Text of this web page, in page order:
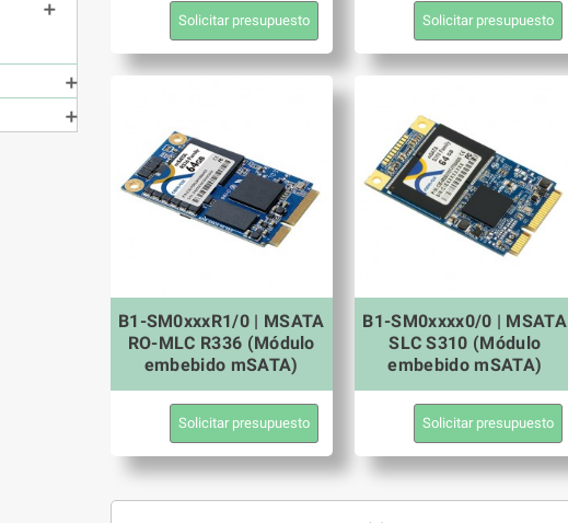



Solicitar presupuesto Solicitar presupuesto
B1-SM0xxxR1/0 | MSATA
RO-MLC R336 (Módulo
embebido mSATA)
Solicitar presupuesto
B1-SM0xxxx0/0 | MSATA
SLC S310 (Módulo
embebido mSATA)
Solicitar presupuesto